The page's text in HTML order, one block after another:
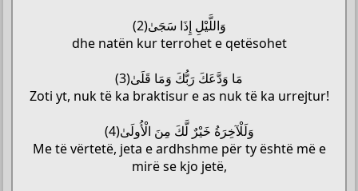
وَاللَّيْلِ إِذَا سَجَىٰ(2)
dhe natën kur terrohet e qetësohet
مَا وَدَّعَكَ رَبُّكَ وَمَا قَلَىٰ(3)
Zoti yt, nuk të ka braktisur e as nuk të ka urrejtur!
وَلَلْآخِرَةُ خَيْرٌ لَّكَ مِنَ الْأُولَىٰ(4)
Me të vërtetë, jeta e ardhshme për ty është më e
mirë se kjo jetë,